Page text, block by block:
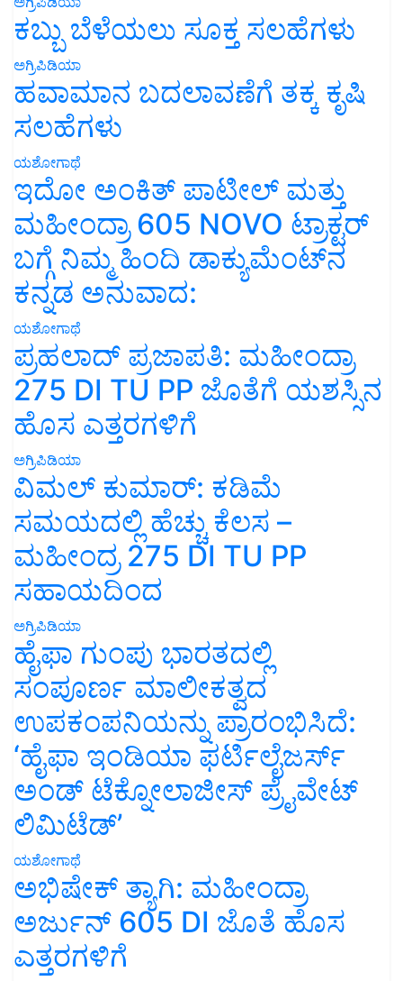
ಕಬ್ಬು ಬೆಳೆಯಲು ಸೂಕ್ತ ಸಲಹೆಗಳು
ಅಗ್ರಿಪಿಡಿಯಾ
ಹವಾಮಾನ ಬದಲಾವಣೆಗೆ ತಕ್ಕ ಕೃಷಿ
ಸಲಹೆಗಳು
ಯಶೋಗಾಥೆ
ಇದೋ ಅಂಕಿತ್ ಪಾಟೀಲ್ ಮತ್ತು
ಮಹೀಂದ್ರಾ 605 NOVO ಟ್ರಾಕ್ಟರ್
ಬಗ್ಗೆ ನಿಮ್ಮ ಹಿಂದಿ ಡಾಕ್ಯುಮೆಂಟ್‌ನ
ಕನ್ನಡ ಅನುವಾದ:
ಯಶೋಗಾಥೆ
ಪ್ರಹಲಾದ್ ಪ್ರಜಾಪತಿ: ಮಹೀಂದ್ರಾ
275 DI TU PP ಜೊತೆಗೆ ಯಶಸ್ಸಿನ
ಹೊಸ ಎತ್ತರಗಳಿಗೆ
ಅಗ್ರಿಪಿಡಿಯಾ
ವಿಮಲ್ ಕುಮಾರ್: ಕಡಿಮೆ
ಸಮಯದಲ್ಲಿ ಹೆಚ್ಚು ಕೆಲಸ –
ಮಹೀಂದ್ರ 275 DI TU PP
ಸಹಾಯದಿಂದ
ಅಗ್ರಿಪಿಡಿಯಾ
ಹೈಫಾ ಗುಂಪು ಭಾರತದಲ್ಲಿ
ಸಂಪೂರ್ಣ ಮಾಲೀಕತ್ವದ
ಉಪಕಂಪನಿಯನ್ನು ಪ್ರಾರಂಭಿಸಿದೆ:
‘ಹೈಫಾ ಇಂಡಿಯಾ ಫರ್ಟಿಲೈಜರ್ಸ್
ಅಂಡ್ ಟೆಕ್ನೋಲಾಜೀಸ್ ಪ್ರೈವೇಟ್
ಲಿಮಿಟೆಡ್’
ಯಶೋಗಾಥೆ
ಅಭಿಷೇಕ್ ತ್ಯಾಗಿ: ಮಹೀಂದ್ರಾ
ಅರ್ಜುನ್ 605 DI ಜೊತೆ ಹೊಸ
ಎತ್ತರಗಳಿಗೆ